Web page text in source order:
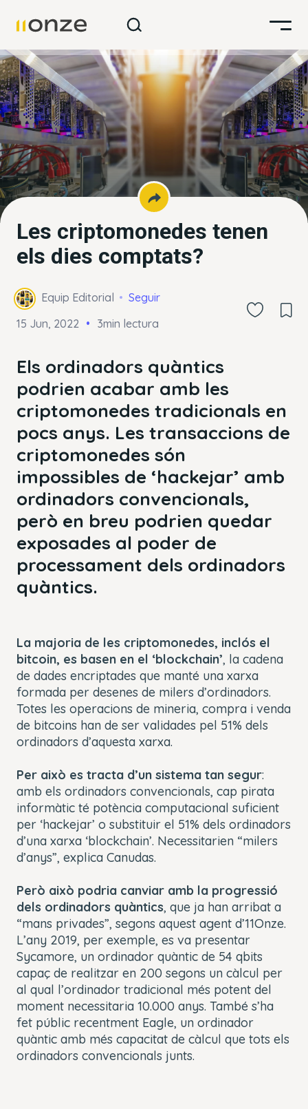
Les criptomonedes tenen
els dies comptats?
Equip Editorial
Seguir
15 Jun, 2022
3min lectura
Els ordinadors quàntics
podrien acabar amb les
criptomonedes tradicionals en
pocs anys. Les transaccions de
criptomonedes són
impossibles de ‘hackejar’ amb
ordinadors convencionals,
però en breu podrien quedar
exposades al poder de
processament dels ordinadors
quàntics.
La majoria de les criptomonedes, inclós el
bitcoin, es basen en el ‘blockchain’, la cadena
de dades encriptades que manté una xarxa
formada per desenes de milers d’ordinadors.
Totes les operacions de mineria, compra i venda
de bitcoins han de ser validades pel 51% dels
ordinadors d’aquesta xarxa.
Per això es tracta d’un sistema tan segur:
amb els ordinadors convencionals, cap pirata
informàtic té potència computacional suficient
per ‘hackejar’ o substituir el 51% dels ordinadors
d’una xarxa ‘blockchain’. Necessitarien “milers
d’anys”, explica Canudas.
Però això podria canviar amb la progressió
dels ordinadors quàntics, que ja han arribat a
“mans privades”, segons aquest agent d’11Onze.
L’any 2019, per exemple, es va presentar
Sycamore, un ordinador quàntic de 54 qbits
capaç de realitzar en 200 segons un càlcul per
al qual l’ordinador tradicional més potent del
moment necessitaria 10.000 anys. També s’ha
fet públic recentment Eagle, un ordinador
quàntic amb més capacitat de càlcul que tots els
ordinadors convencionals junts.